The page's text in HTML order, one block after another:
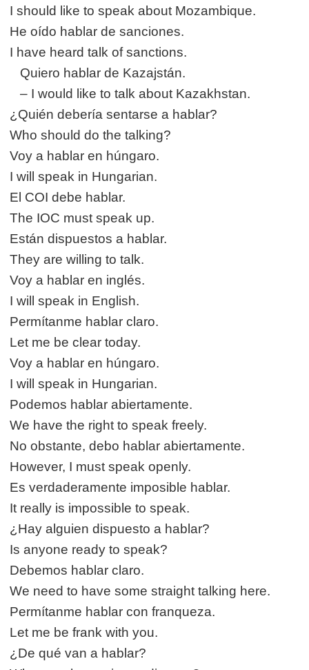
I should like to speak about Mozambique.
He oído hablar de sanciones.
I have heard talk of sanctions.
Quiero hablar de Kazajstán.
– I would like to talk about Kazakhstan.
¿Quién debería sentarse a hablar?
Who should do the talking?
Voy a hablar en húngaro.
I will speak in Hungarian.
El COI debe hablar.
The IOC must speak up.
Están dispuestos a hablar.
They are willing to talk.
Voy a hablar en inglés.
I will speak in English.
Permítanme hablar claro.
Let me be clear today.
Voy a hablar en húngaro.
I will speak in Hungarian.
Podemos hablar abiertamente.
We have the right to speak freely.
No obstante, debo hablar abiertamente.
However, I must speak openly.
Es verdaderamente imposible hablar.
It really is impossible to speak.
¿Hay alguien dispuesto a hablar?
Is anyone ready to speak?
Debemos hablar claro.
We need to have some straight talking here.
Permítanme hablar con franqueza.
Let me be frank with you.
¿De qué van a hablar?